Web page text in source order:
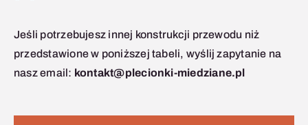
Jeśli potrzebujesz innej konstrukcji przewodu niż
przedstawione w poniższej tabeli, wyślij zapytanie na
nasz email: kontakt@plecionki-miedziane.pl